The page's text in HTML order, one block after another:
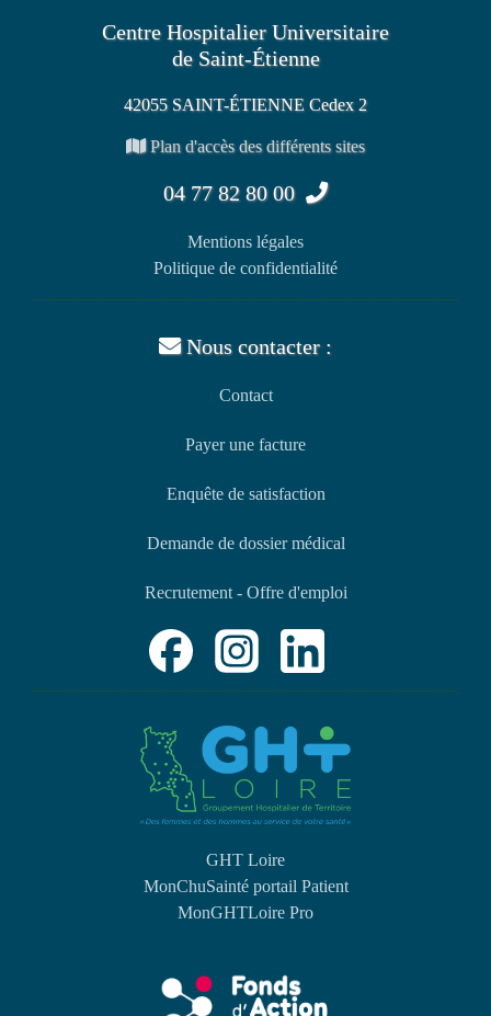
Centre Hospitalier Universitaire
de Saint-Étienne
42055 SAINT-ÉTIENNE Cedex 2
Plan d'accès des différents sites
04 77 82 80 00
Mentions légales
Politique de confidentialité
Nous contacter :
Contact
Payer une facture
Enquête de satisfaction
Demande de dossier médical
Recrutement - Offre d'emploi
GHT Loire
MonChuSainté portail Patient
MonGHTLoire Pro